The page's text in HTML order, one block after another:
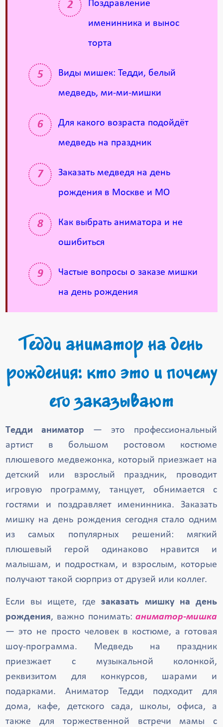
Поздравление
именинника и вынос
торта
Виды мишек: Тедди, белый
медведь, ми-ми-мишки
Для какого возраста подойдёт
медведь на праздник
Заказать медведя на день
рождения в Москве и МО
Как выбрать аниматора и не
ошибиться
Частые вопросы о заказе мишки
на день рождения
Тедди аниматор на день
рождения: кто это и почему
его заказывают
Тедди аниматор — это профессиональный
артист в большом ростовом костюме
плюшевого медвежонка, который приезжает на
детский или взрослый праздник, проводит
игровую программу, танцует, обнимается с
гостями и поздравляет именинника. Заказать
мишку на день рождения сегодня стало одним
из самых популярных решений: мягкий
плюшевый герой одинаково нравится и
малышам, и подросткам, и взрослым, которые
получают такой сюрприз от друзей или коллег.
Если вы ищете, гдезаказать мишку на день
рождения, важно понимать:аниматор-мишка
— это не просто человек в костюме, а готовая
шоу-программа. Медведь на праздник
приезжает с музыкальной колонкой,
реквизитом для конкурсов, шарами и
подарками. Аниматор Тедди подходит для
дома, кафе, детского сада, школы, офиса, а
также для торжественной встречи мамы с